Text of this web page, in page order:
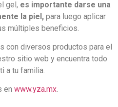
gel, es importante darse una
la piel, para luego aplicar
múltiples beneficios.
con diversos productos para el
sitio web y encuentra todo
a tu familia.
en www.yza.mx.